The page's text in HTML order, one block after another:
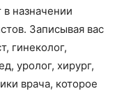
назначении
Записывая вас
гинеколог,
уролог, хирург,
врача, которое